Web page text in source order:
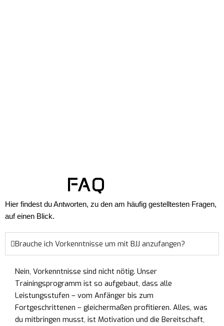
FAQ
Hier findest du Antworten, zu den am häufig gestelltesten Fragen,
auf einen Blick.
Brauche ich Vorkenntnisse um mit BJJ anzufangen?
Nein, Vorkenntnisse sind nicht nötig. Unser
Trainingsprogramm ist so aufgebaut, dass alle
Leistungsstufen – vom Anfänger bis zum
Fortgeschrittenen – gleichermaßen profitieren. Alles, was
du mitbringen musst, ist Motivation und die Bereitschaft,